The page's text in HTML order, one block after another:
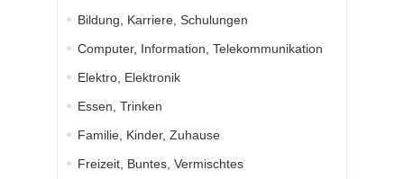
Bildung, Karriere, Schulungen
Computer, Information, Telekommunikation
Elektro, Elektronik
Essen, Trinken
Familie, Kinder, Zuhause
Freizeit, Buntes, Vermischtes